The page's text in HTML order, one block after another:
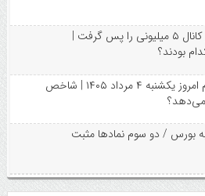
بورس پس از ۹ روز کانال ۵ میلیونی را پس گرفت |
بودند؟
پیش‌بینی بازار سهام امروز یکشنبه ۴ مرداد ۱۴۰۵ | شاخص
می‌دهد؟
بورس / دو سوم نمادها مثبت